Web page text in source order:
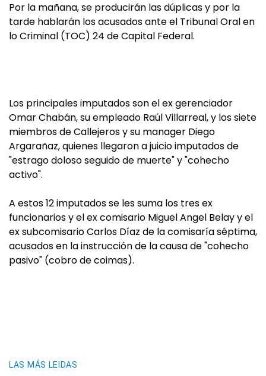
Por la mañana, se producirán las dúplicas y por la
tarde hablarán los acusados ante el Tribunal Oral en
lo Criminal (TOC) 24 de Capital Federal.
Los principales imputados son el ex gerenciador
Omar Chabán, su empleado Raúl Villarreal, y los siete
miembros de Callejeros y su manager Diego
Argarañaz, quienes llegaron a juicio imputados de
"estrago doloso seguido de muerte" y "cohecho
activo".
A estos 12 imputados se les suma los tres ex
funcionarios y el ex comisario Miguel Angel Belay y el
ex subcomisario Carlos Díaz de la comisaría séptima,
acusados en la instrucción de la causa de "cohecho
pasivo" (cobro de coimas).
LAS MÁS LEIDAS